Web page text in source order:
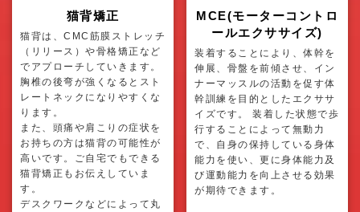
猫背矯正
猫背は、CMC筋膜ストレッチ
（リリース）や骨格矯正など
でアプローチしていきます。
胸椎の後弯が強くなるとスト
レートネックになりやすくな
ります。
また、頭痛や肩こりの症状を
お持ちの方は猫背の可能性が
高いです。ご自宅でもできる
猫背矯正もお伝えしていま
す。
デスクワークなどによって丸
MCE(モーターコントロ
ールエクササイズ)
装着することにより、体幹を
伸展、骨盤を前傾させ、イン
ナーマッスルの活動を促す体
幹訓練を目的としたエクササ
イズです。 装着した状態で歩
行することによって無動力
で、自身の保持している身体
能力を使い、更に身体能力及
び運動能力を向上させる効果
が期待できます。